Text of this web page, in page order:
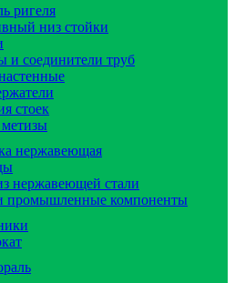
ригеля
низ стойки
и соединители труб
стоек
нержавеющая
нержавеющей стали
промышленные компоненты